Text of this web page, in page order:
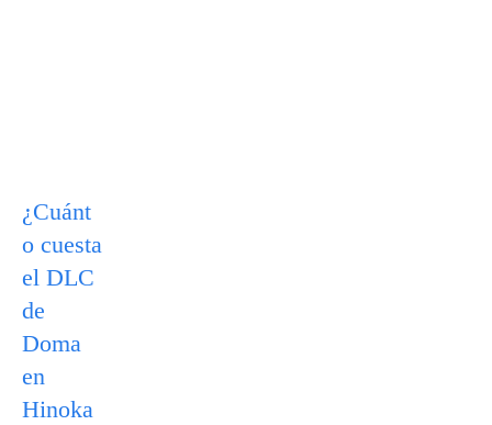
¿Cuánt
o cuesta
el DLC
de
Doma
en
Hinoka